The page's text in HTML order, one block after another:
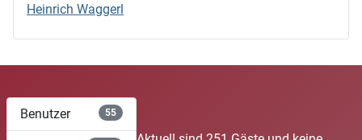
Heinrich Waggerl
Benutzer 55